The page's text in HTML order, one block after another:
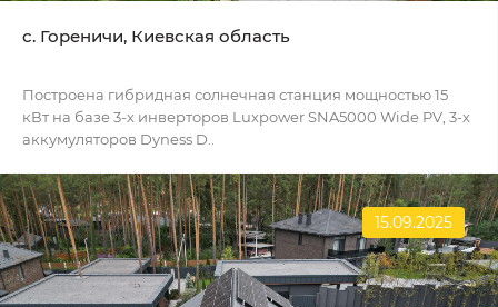
c. Гореничи, Киевская область
Построена гибридная солнечная станция мощностью 15
кВт на базе 3-х инверторов Luxpower SNA5000 Wide PV, 3-х
аккумуляторов Dyness D..
15.09.2025